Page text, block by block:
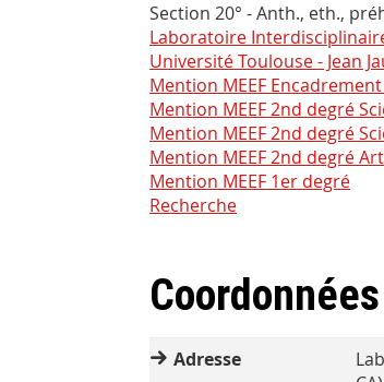
Section 20° - Anth., eth.,
Laboratoire
Université Toulouse - Jean
Mention MEEF
Mention MEEF 2nd degré
Mention MEEF 2nd degré
Mention MEEF 2nd degré
Mention MEEF 1er degré
Recherche
Coordonnées
Adresse